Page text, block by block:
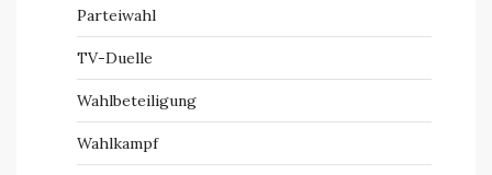
Parteiwahl
TV-Duelle
Wahlbeteiligung
Wahlkampf